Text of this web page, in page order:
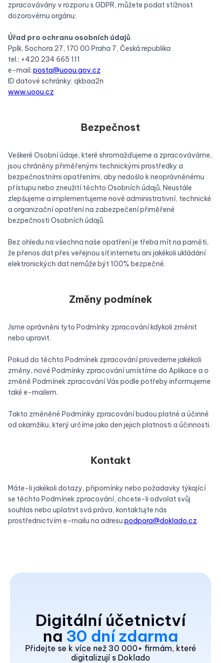
zpracovávány v rozporu s GDPR, můžete podat stížnost
dozorovému orgánu:
Úřad pro ochranu osobních údajů
Pplk. Sochora 27, 170 00 Praha 7, Česká republika
tel.: +420 234 665 111
e-mail: posta@uoou.gov.cz
ID datové schránky: qkbaa2n
www.uoou.cz
Bezpečnost
Veškeré Osobní údaje, které shromažďujeme a zpracováváme,
jsou chráněny přiměřenými technickými prostředky a
bezpečnostními opatřeními, aby nedošlo k neoprávněnému
přístupu nebo zneužití těchto Osobních údajů. Neustále
zlepšujeme a implementujeme nové administrativní, technické
a organizační opatření na zabezpečení přiměřené
bezpečnosti Osobních údajů.
Bez ohledu na všechna naše opatření je třeba mít na paměti,
že přenos dat přes veřejnou síť internetu ani jakékoli ukládání
elektronických dat nemůže být 100% bezpečné.
Změny podmínek
Jsme oprávněni tyto Podmínky zpracování kdykoli změnit
nebo upravit.
Pokud do těchto Podmínek zpracování provedeme jakékoli
změny, nové Podmínky zpracování umístíme do Aplikace a o
změně Podmínek zpracování Vás podle potřeby informujeme
také e-mailem.
Takto změněné Podmínky zpracování budou platné a účinné
od okamžiku, který určíme jako den jejich platnosti a účinnosti.
Kontakt
Máte-li jakékoli dotazy, připomínky nebo požadavky týkající
se těchto Podmínek zpracování, chcete-li odvolat svůj
souhlas nebo uplatnit svá práva, kontaktujte nás
prostřednictvím e-mailu na adresu podpora@doklado.cz.
Digitální účetnictví
na 30 dní zdarma
Přidejte se k více než 30 000+ firmám, které
digitalizují s Doklado